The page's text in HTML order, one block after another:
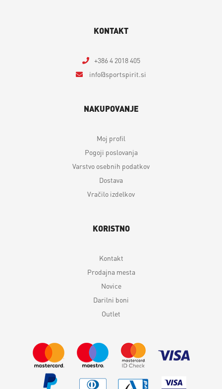
KONTAKT
+386 4 2018 405
info
sportspirit.si
NAKUPOVANJE
Moj profil
Pogoji poslovanja
Varstvo osebnih podatkov
Dostava
Vračilo izdelkov
KORISTNO
Kontakt
Prodajna mesta
Novice
Darilni boni
Outlet